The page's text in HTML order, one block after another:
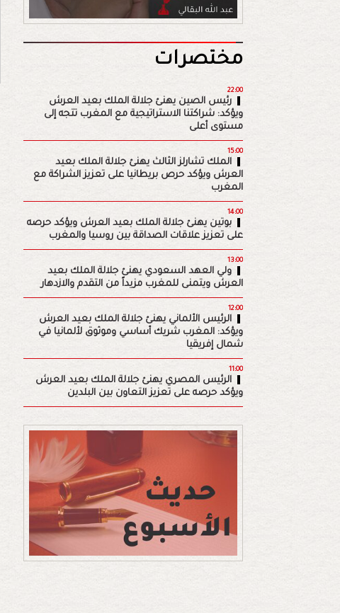
مختصرات
22:00
رئيس الصين يهنئ جلالة الملك بعيد العرش
ويؤكد: شراكتنا الاستراتيجية مع المغرب تتجه إلى
مستوى أعلى
15:00
الملك تشارلز الثالث يهنئ جلالة الملك بعيد
العرش ويؤكد حرص بريطانيا على تعزيز الشراكة مع
المغرب
14:00
بوتين يهنئ جلالة الملك بعيد العرش ويؤكد حرصه
على تعزيز علاقات الصداقة بين روسيا والمغرب
13:00
ولي العهد السعودي يهنئ جلالة الملك بعيد
العرش ويتمنى للمغرب مزيداً من التقدم والازدهار
12:00
الرئيس الألماني يهنئ جلالة الملك بعيد العرش
ويؤكد: المغرب شريك أساسي وموثوق لألمانيا في
شمال إفريقيا
11:00
الرئيس المصري يهنئ جلالة الملك بعيد العرش
ويؤكد حرصه على تعزيز التعاون بين البلدين